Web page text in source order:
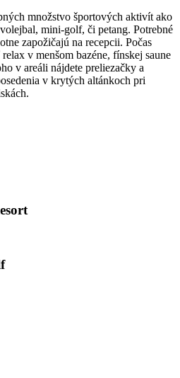
množstvo športových aktivít ako
mini-golf, či petang. Potrebné
zapožičajú na recepcii. Počas
v menšom bazéne, fínskej saune
v areáli nájdete preliezačky a
v krytých altánkoch pri